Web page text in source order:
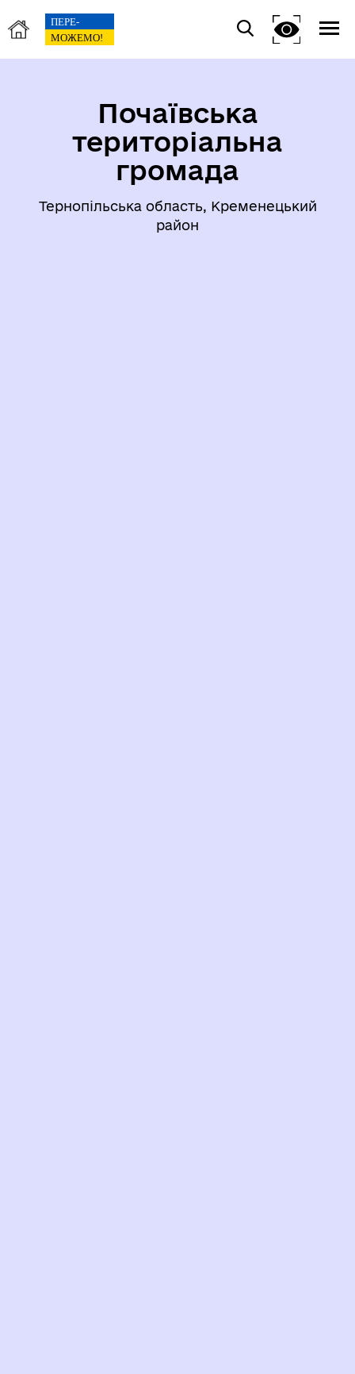
Почаївська
територіальна
громада
Тернопільська область, Кременецький
район